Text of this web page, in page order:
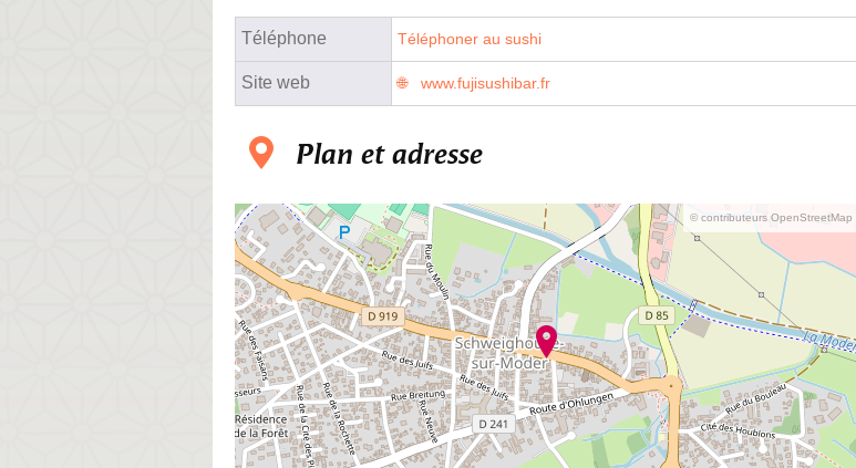
Téléphone Téléphoner au sushi
Site web www.fujisushibar.fr
Plan et adresse
© contributeurs OpenStreetMap